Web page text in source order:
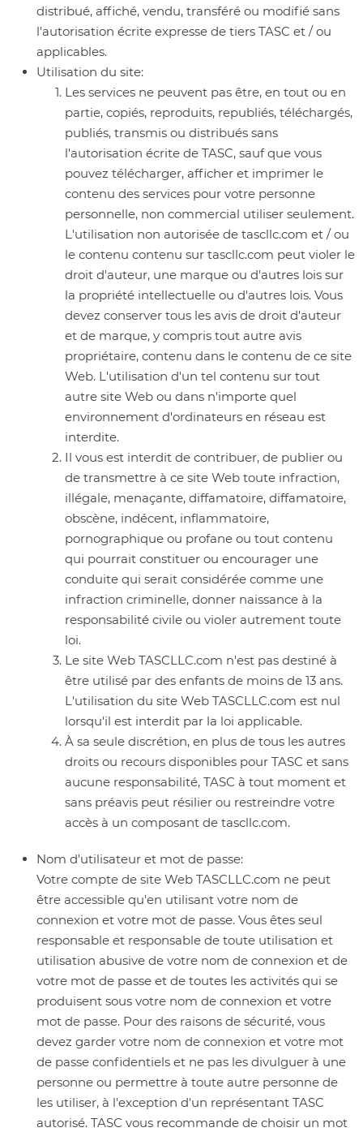
distribué, affiché, vendu, transféré ou modifié sans
l'autorisation écrite expresse de tiers TASC et / ou
applicables.
Utilisation du site:
Les services ne peuvent pas être, en tout ou en
partie, copiés, reproduits, republiés, téléchargés,
publiés, transmis ou distribués sans
l'autorisation écrite de TASC, sauf que vous
pouvez télécharger, afficher et imprimer le
contenu des services pour votre personne
personnelle, non commercial utiliser seulement.
L'utilisation non autorisée de tascllc.com et / ou
le contenu contenu sur tascllc.com peut violer le
droit d'auteur, une marque ou d'autres lois sur
la propriété intellectuelle ou d'autres lois. Vous
devez conserver tous les avis de droit d'auteur
et de marque, y compris tout autre avis
propriétaire, contenu dans le contenu de ce site
Web. L'utilisation d'un tel contenu sur tout
autre site Web ou dans n'importe quel
environnement d'ordinateurs en réseau est
interdite.
Il vous est interdit de contribuer, de publier ou
de transmettre à ce site Web toute infraction,
illégale, menaçante, diffamatoire, diffamatoire,
obscène, indécent, inflammatoire,
pornographique ou profane ou tout contenu
qui pourrait constituer ou encourager une
conduite qui serait considérée comme une
infraction criminelle, donner naissance à la
responsabilité civile ou violer autrement toute
loi.
Le site Web TASCLLC.com n'est pas destiné à
être utilisé par des enfants de moins de 13 ans.
L'utilisation du site Web TASCLLC.com est nul
lorsqu'il est interdit par la loi applicable.
À sa seule discrétion, en plus de tous les autres
droits ou recours disponibles pour TASC et sans
aucune responsabilité, TASC à tout moment et
sans préavis peut résilier ou restreindre votre
accès à un composant de tascllc.com.
Nom d'utilisateur et mot de passe:
Votre compte de site Web TASCLLC.com ne peut
être accessible qu'en utilisant votre nom de
connexion et votre mot de passe. Vous êtes seul
responsable et responsable de toute utilisation et
utilisation abusive de votre nom de connexion et de
votre mot de passe et de toutes les activités qui se
produisent sous votre nom de connexion et votre
mot de passe. Pour des raisons de sécurité, vous
devez garder votre nom de connexion et votre mot
de passe confidentiels et ne pas les divulguer à une
personne ou permettre à toute autre personne de
les utiliser, à l'exception d'un représentant TASC
autorisé. TASC vous recommande de choisir un mot